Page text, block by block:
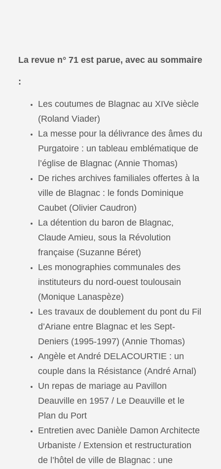
La revue n° 71 est parue, avec au sommaire
:
Les coutumes de Blagnac au XIVe siècle
(Roland Viader)
La messe pour la délivrance des âmes du
Purgatoire : un tableau emblématique de
l’église de Blagnac (Annie Thomas)
De riches archives familiales offertes à la
ville de Blagnac : le fonds Dominique
Caubet (Olivier Caudron)
La détention du baron de Blagnac,
Claude Amieu, sous la Révolution
française (Suzanne Béret)
Les monographies communales des
instituteurs du nord-ouest toulousain
(Monique Lanaspèze)
Les travaux de doublement du pont du Fil
d’Ariane entre Blagnac et les Sept-
Deniers (1995-1997) (Annie Thomas)
Angèle et André DELACOURTIE : un
couple dans la Résistance (André Arnal)
Un repas de mariage au Pavillon
Deauville en 1957 / Le Deauville et le
Plan du Port
Entretien avec Danièle Damon Architecte
Urbaniste / Extension et restructuration
de l’hôtel de ville de Blagnac : une